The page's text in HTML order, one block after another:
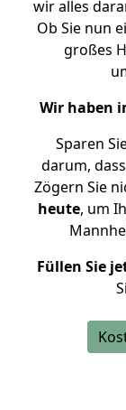
wir alles
Ob Sie nun
großes
Wir haben
Sparen
darum,
Zögern Sie
heute, um
Füllen Sie